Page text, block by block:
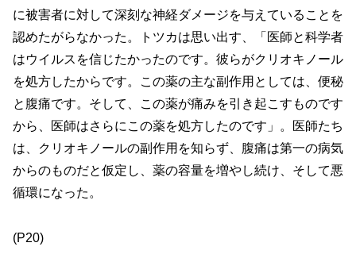
に被害者に対して深刻な神経ダメージを与えていることを
認めたがらなかった。トツカは思い出す、「医師と科学者
はウイルスを信じたかったのです。彼らがクリオキノール
を処方したからです。この薬の主な副作用としては、便秘
と腹痛です。そして、この薬が痛みを引き起こすものです
から、医師はさらにこの薬を処方したのです」。医師たち
は、クリオキノールの副作用を知らず、腹痛は第一の病気
からのものだと仮定し、薬の容量を増やし続け、そして悪
循環になった。
(P20)